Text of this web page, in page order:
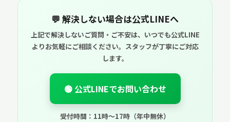
💬 解決しない場合は公式LINEへ
上記で解決しないご質問・ご不安は、いつでも公式LINE
よりお気軽にご相談ください。スタッフが丁寧にご対応
します。
🟢 公式LINEでお問い合わせ
受付時間：11時〜17時（年中無休）